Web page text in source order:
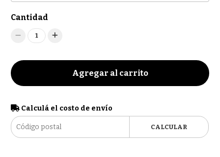
Cantidad
1
Agregar al carrito
Calculá el costo de envío
CALCULAR